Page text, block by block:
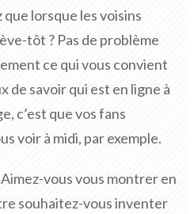
lorsque les voisins
tôt ? Pas de problème
ce qui vous convient
de savoir qui est en ligne à
c’est que vos fans
voir à midi, par exemple.
vous vous montrer en
souhaitez-vous inventer